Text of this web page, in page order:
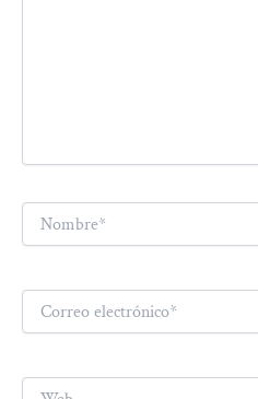
Correo
electrónico*
Web